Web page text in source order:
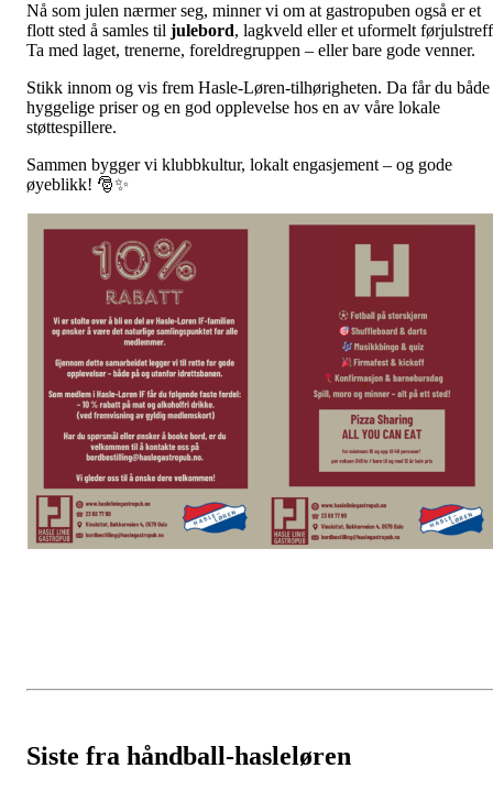
Nå som julen nærmer seg, minner vi om at gastropuben også er et
flott sted å samles til julebord, lagkveld eller et uformelt
Ta med laget, trenerne, foreldregruppen – eller bare gode venner.
Stikk innom og vis frem Hasle-Løren-tilhørigheten. Da får du både
hyggelige priser og en god opplevelse hos en av våre lokale
støttespillere.
Sammen bygger vi klubbkultur, lokalt engasjement – og gode
øyeblikk! 🎅✨
Siste fra håndball-hasleløren